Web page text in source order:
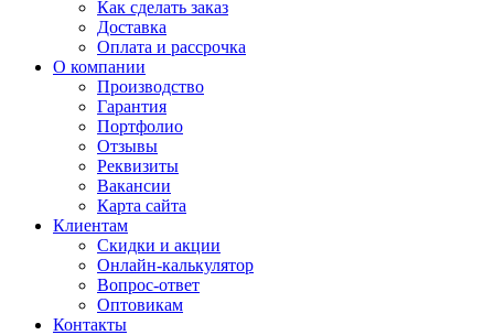
Как сделать заказ
Доставка
Оплата и рассрочка
О компании
Производство
Гарантия
Портфолио
Отзывы
Реквизиты
Вакансии
Карта сайта
Клиентам
Скидки и акции
Онлайн-калькулятор
Вопрос-ответ
Оптовикам
Контакты